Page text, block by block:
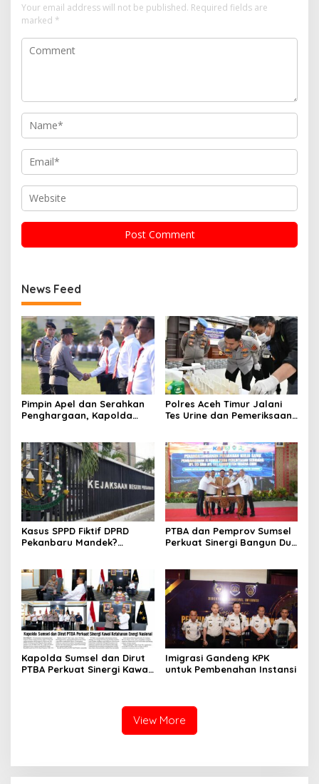
Your email address will not be published. Required fields are
marked *
News Feed
Pimpin Apel dan Serahkan
Penghargaan, Kapolda
Personel
Polres Aceh Timur Jalani
Tes Urine dan Pemeriksaan
Kasus SPPD Fiktif DPRD
Pekanbaru Mandek?
Justru Disidangkan
PTBA dan Pemprov Sumsel
Perkuat Sinergi Bangun Dua
Kapolda Sumsel dan Dirut
PTBA Perkuat Sinergi Kawal
Imigrasi Gandeng KPK
untuk Pembenahan Instansi
View More